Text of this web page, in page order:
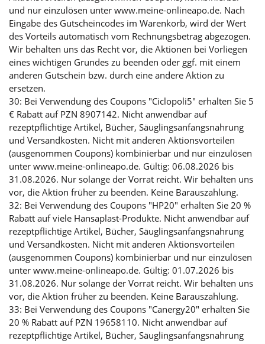
und nur einzulösen unter www.meine-onlineapo.de. Nach
Eingabe des Gutscheincodes im Warenkorb, wird der Wert
des Vorteils automatisch vom Rechnungsbetrag abgezogen.
Wir behalten uns das Recht vor, die Aktionen bei Vorliegen
eines wichtigen Grundes zu beenden oder ggf. mit einem
anderen Gutschein bzw. durch eine andere Aktion zu
ersetzen.
30: Bei Verwendung des Coupons "Ciclopoli5" erhalten Sie 5
€ Rabatt auf PZN 8907142. Nicht anwendbar auf
rezeptpflichtige Artikel, Bücher, Säuglingsanfangsnahrung
und Versandkosten. Nicht mit anderen Aktionsvorteilen
(ausgenommen Coupons) kombinierbar und nur einzulösen
unter www.meine-onlineapo.de. Gültig: 06.08.2026 bis
31.08.2026. Nur solange der Vorrat reicht. Wir behalten uns
vor, die Aktion früher zu beenden. Keine Barauszahlung.
32: Bei Verwendung des Coupons "HP20" erhalten Sie 20 %
Rabatt auf viele Hansaplast-Produkte. Nicht anwendbar auf
rezeptpflichtige Artikel, Bücher, Säuglingsanfangsnahrung
und Versandkosten. Nicht mit anderen Aktionsvorteilen
(ausgenommen Coupons) kombinierbar und nur einzulösen
unter www.meine-onlineapo.de. Gültig: 01.07.2026 bis
31.08.2026. Nur solange der Vorrat reicht. Wir behalten uns
vor, die Aktion früher zu beenden. Keine Barauszahlung.
33: Bei Verwendung des Coupons "Canergy20" erhalten Sie
20 % Rabatt auf PZN 19658110. Nicht anwendbar auf
rezeptpflichtige Artikel, Bücher, Säuglingsanfangsnahrung